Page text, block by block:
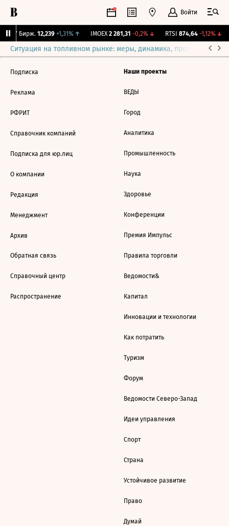
Войти
CNY Бирж. 12,239 +1,31%↑ IMOEX 2 281,31 -0,2%↓ RTSI 874,64 -1,12%↓
Ситуация на топливном рынке: меры, динамика, прогнозы
Подписка
Реклама
РФРИТ
Справочник компаний
Подписка для юр.лиц
О компании
Редакция
Менеджмент
Архив
Обратная связь
Справочный центр
Распространение
Наши проекты
ВЕДЫ
Город
Аналитика
Промышленность
Наука
Здоровье
Конференции
Премия Импульс
Правила торговли
Ведомости&
Капитал
Инновации и технологии
Как потратить
Туризм
Форум
Ведомости Северо-Запад
Идеи управления
Спорт
Страна
Устойчивое развитие
Право
Думай